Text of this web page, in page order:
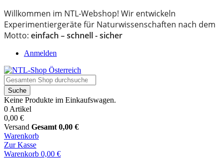
Willkommen im NTL-Webshop! Wir entwickeln
Experimentiergeräte für Naturwissenschaften nach dem
Motto: einfach – schnell - sicher
Anmelden
Suche
Keine Produkte im Einkaufswagen.
0 Artikel
0,00 €
Versand Gesamt 0,00 €
Warenkorb
Zur Kasse
Warenkorb 0,00 €